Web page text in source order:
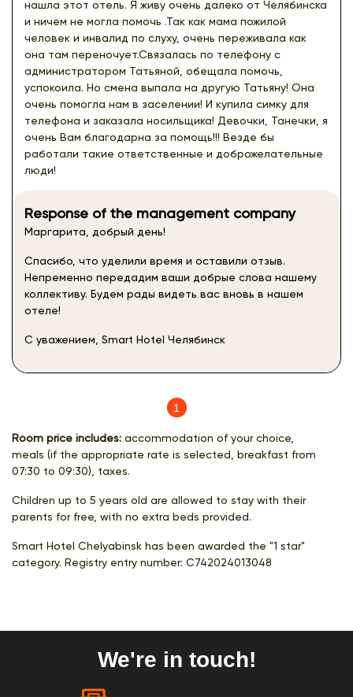
нашла этот отель. Я живу очень далеко от Челябинска
и ничем не могла помочь .Так как мама пожилой
человек и инвалид по слуху, очень переживала как
она там переночует.Связалась по телефону с
администратором Татьяной, обещала помочь,
успокоила. Но смена выпала на другую Татьяну! Она
очень помогла нам в заселении! И купила симку для
телефона и заказала носильщика! Девочки, Танечки, я
очень Вам благодарна за помощь!!! Везде бы
работали такие ответственные и доброжелательные
люди!
Response of the management company
Маргарита, добрый день!
Спасибо, что уделили время и оставили отзыв.
Непременно передадим ваши добрые слова нашему
коллективу. Будем рады видеть вас вновь в нашем
отеле!
С уважением, Smart Hotel Челябинск
1(current)
Room price includes: accommodation of your choice,
meals (if the appropriate rate is selected, breakfast from
07:30 to 09:30), taxes.
Children up to 5 years old are allowed to stay with their
parents for free, with no extra beds provided.
Smart Hotel Chelyabinsk has been awarded the "1 star"
category. Registry entry number: С742024013048
We're in touch!